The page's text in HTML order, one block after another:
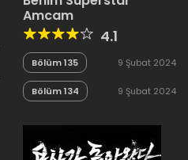
Amcam
4.1
Bölüm 135 9 Şubat 2024
Bölüm 134 9 Şubat 2024